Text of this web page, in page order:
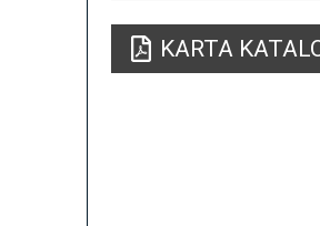
KARTA